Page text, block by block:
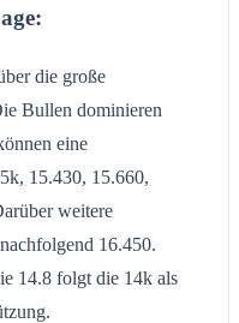
die große
Bullen dominieren
eine
15.430, 15.660,
weitere
16.450.
14.8 folgt die 14k als